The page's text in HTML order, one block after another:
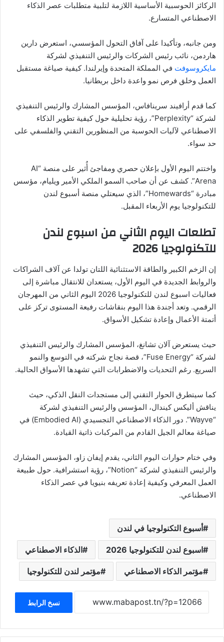
الركائز الحوسبية الأساسية اللازمة لتلبية متطلبات عصر الذكاء
الاصطناعي المتسارع.
ومن جانبه، وتأكيدا على آفاق التحول المؤسسي، استعرض دارين
هاردمن، نائب رئيس الشركات والرئيس التنفيذي لشركة
مايكروسوفت في المملكة المتحدة وإيرلندا. كيفية صياغة مستقبل
العمل وخلق فرص نمو واعدة داخل بريطانيا.
كما قدم أرافيند سرينافاس، المؤسس المشارك والرئيس التنفيذي
لشركة “Perplexity”، رؤية تحليلية حول كيفية تطوير الذكاء
الاصطناعي لآليات الحوسبة من المنظورين التقني والفلسفي على
حد سواء.
واختتم اليوم الأول بإعلان حصري ومفاجئ أُثير على منصة “AI
Arena”. كشف عن أن صاحب السمو الملكي الأمير ويليام، مؤسس
مبادرة “Homewards”، الذي سيعتلي منصة أسبوع لندن
للتكنولوجيا يوم الأربعاء المقبل.
​تطلعات اليوم الثاني من اسبوع لندن
للتكنولوجيا 2026
​إن الزخم الكبير والطاقة الاستثنائية اللتان تولدا عن آلاف الشراكات
والروابط الجديدة في اليوم الأول، يستعدان للانتقال مباشرة إلى
فعاليات اسبوع لندن للتكنولوجيا 2026 اليوم الثاني من المهرجان
الرقمي. وتعد أجندة هذا اليوم بنقاشات رفيعة المستوى تركز على
أتمتة الأعمال وإعادة تشكيل الأسواق.
حيث يستعرض آلان تشانغ، المؤسس المشارك والرئيس التنفيذي
لشركة “Fuse Energy”، قصة نجاح شركته في التوسع والنمو
السريع. رغم التحديات والاضطرابات التي تشهدها الأسواق الحالية.
كما سيتطرق الحوار التقني إلى مستجدات النقل الذكي، حيث
يناقش أليكس كيندال، المؤسس والرئيس التنفيذي لشركة
“Wayve”. دور الذكاء الاصطناعي التجسيدي (Embodied AI) في
صياغة معالم الجيل القادم من المركبات ذاتية القيادة.
وفي ختام حوارات اليوم الثاني، يقدم إيفان زاو، المؤسس المشارك
والرئيس التنفيذي لشركة “Notion”، رؤية استشرافية. حول طبيعة
العمل المعرفي وكيفية إعادة تعريفه بنيويا في عصر الذكاء
الاصطناعي.
أسبوع التكنولوجيا في لندن
اسبوع لندن للتكنولوجيا 2026 الذكاء الاصطناعي
مؤتمر الذكاء الاصطناعي مؤتمر لندن للتكنولوجيا
نسخ الرابط